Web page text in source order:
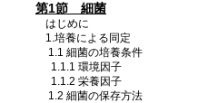
第1節 細菌
はじめに
1.培養による同定
1.1 細菌の培養条件
1.1.1 環境因子
1.1.2 栄養因子
1.2 細菌の保存方法